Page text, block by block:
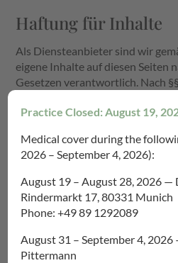
Haftung für Inhalte
Als Diensteanbieter sind wir
eigene Inhalte auf diesen Seiten
Gesetzen verantwortlich. Nach
als Diensteanbieter jedoch
oder gespeicherte fremde
rechtswidrige Tätigkeit hinweisen.
Nutzung von Informationen nach
Gesetzen bleiben hiervon
Haftung ist jedoch erst ab dem
einer konkreten
Bekanntwerden von
Practice Closed: August 19,
Medical cover during the
2026 – September 4, 2026):
August 19 – August 28, 2026 —
Rindermarkt 17, 80331 Munich
Phone: +49 89 1292089
August 31 – September 4, 2026
Pittermann